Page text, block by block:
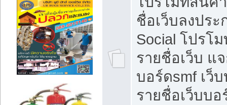
ชื่อเว็บลงปร
Social โปรโ
รายชื่อเว็บ แ
บอร์ดsmf เว็
รายชื่อเว็บบ